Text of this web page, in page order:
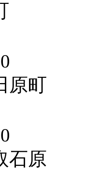
原町
石原